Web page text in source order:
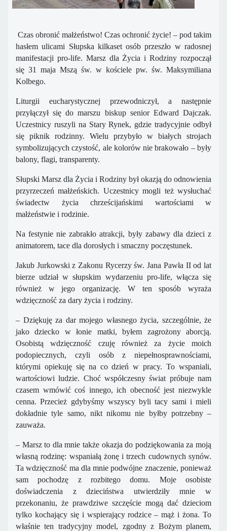
Czas obronić małżeństwo! Czas ochronić życie! – pod takim
hasłem ulicami Słupska ​kilkaset osób przeszło w radosnej
manifestacji pro-life. Marsz dla Życia i Rodziny rozpoczął
się 31 maja Mszą św. w kościele pw. św. Maksymiliana
Kolbego.
Liturgii eucharystycznej przewodniczył, a następnie
przyłączył się do marszu biskup senior Edward Dajczak.
Uczestnicy ruszyli na Stary Rynek, gdzie tradycyjnie odbył
się piknik rodzinny. Wielu przybyło w białych strojach
symbolizujących czystość, ale kolorów nie brakowało – były
balony, flagi, transparenty.
Słupski Marsz dla Życia i Rodziny był okazją do odnowienia
przyrzeczeń małżeńskich. Uczestnicy mogli też wysłuchać
świadectw życia chrześcijańskimi wartościami w
małżeństwie i rodzinie.
Na festynie nie zabrakło atrakcji, były zabawy dla dzieci z
animatorem, tace dla dorosłych i smaczny poczęstunek.
Jakub Jurkowski z Zakonu Rycerzy św. Jana Pawła II od lat
bierze udział w słupskim wydarzeniu pro-life, włącza się
również w jego organizację. W ten sposób wyraża
wdzięczność za dary życia i rodziny.
​– Dziękuję za dar mojego własnego życia, szczególnie, że
jako dziecko w łonie matki, byłem zagrożony aborcją.
Osobistą wdzięczność czuję również za życie moich
podopiecznych, czyli osób z niepełnosprawnościami,
którymi opiekuję się na co dzień w pracy. To wspaniali,
wartościowi ludzie. Choć współczesny świat próbuje nam
czasem wmówić coś innego, ich obecność jest niezwykle
cenna. Przecież gdybyśmy wszyscy byli tacy sami i mieli
dokładnie tyle samo, nikt nikomu nie byłby potrzebny –
zauważa.
​– Marsz to dla mnie także okazja do podziękowania za moją
własną rodzinę: wspaniałą żonę i trzech cudownych synów.
Ta wdzięczność ma dla mnie podwójne znaczenie, ponieważ
sam pochodzę z rozbitego domu. Moje osobiste
doświadczenia z dzieciństwa utwierdziły mnie w
przekonaniu, że prawdziwe szczęście mogą dać dzieciom
tylko kochający się i wspierający rodzice – mąż i żona. To
właśnie ten tradycyjny model, zgodny z Bożym planem,